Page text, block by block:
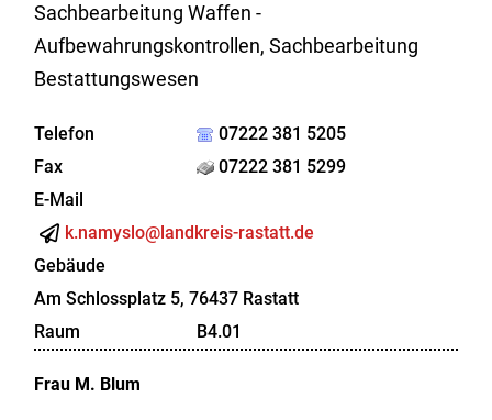
Sachbearbeitung Waffen -
Aufbewahrungskontrollen, Sachbearbeitung
Bestattungswesen
Telefon
07222 381 5205
Fax
07222 381 5299
E-Mail
k.namyslo@landkreis-rastatt.de
Gebäude
Am Schlossplatz 5, 76437 Rastatt
Raum
B4.01
Frau M. Blum